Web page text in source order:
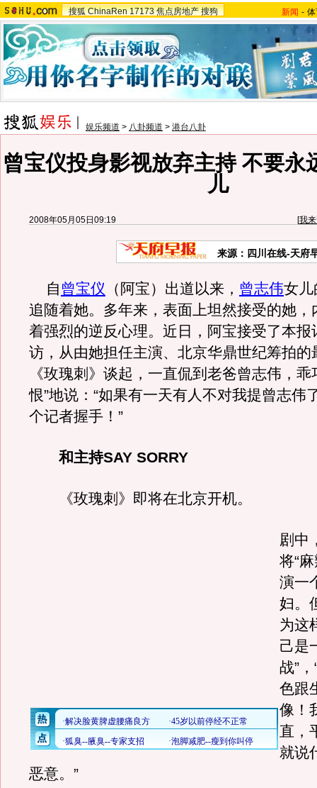
搜狐 ChinaRen 17173 焦点房地产 搜狗 新闻 -
娱乐频道 > 八卦频道 > 港台八卦
曾宝仪投身影视放弃主持 不要永
儿
2008年05月05日09:19 [我
来源：四川在线-天府
自 曾宝仪 （阿宝）出道以来， 曾志伟女儿
追随着她。多年来，表面上坦然接受的她，
着强烈的逆反心理。近日，阿宝接受了本报
访，从由她担任主演、北京华鼎世纪筹拍的
《玫瑰刺》谈起，一直侃到老爸曾志伟，乖
恨”地说：“如果有一天有人不对我提曾志伟
个记者握手！”
和主持SAY SORRY
《玫瑰刺》即将在北京开机。
剧中
将“
演一
妇。
为这
己是
战”
色跟
像！
直，
就说
恶意。”